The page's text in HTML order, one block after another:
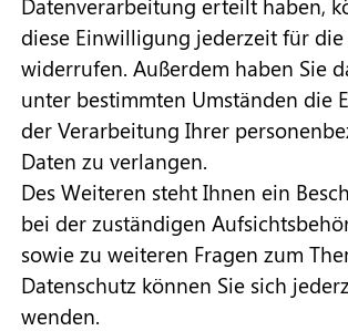
diese Einwilligung jederzeit für
widerrufen. Außerdem haben Sie
unter bestimmten Umständen die
der Verarbeitung Ihrer
Daten zu verlangen.
Des Weiteren steht Ihnen ein
bei der zuständigen
sowie zu weiteren Fragen zum
Datenschutz können Sie sich
wenden.